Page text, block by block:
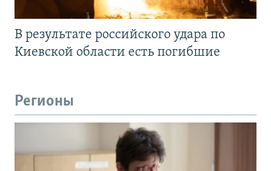
В результате российского удара по
Киевской области есть погибшие
Регионы